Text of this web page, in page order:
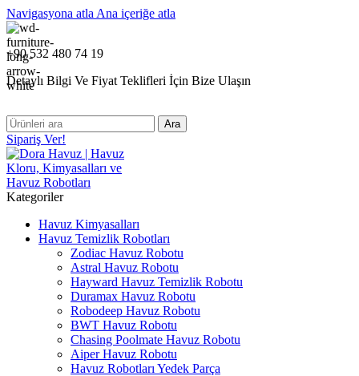
Navigasyona atla Ana içeriğe atla
+90 532 480 74 19
Detaylı Bilgi Ve Fiyat Teklifleri İçin Bize Ulaşın
Ara
Sipariş Ver!
Kategoriler
Havuz Kimyasalları
Havuz Temizlik Robotları
Zodiac Havuz Robotu
Astral Havuz Robotu
Hayward Havuz Temizlik Robotu
Duramax Havuz Robotu
Robodeep Havuz Robotu
BWT Havuz Robotu
Chasing Poolmate Havuz Robotu
Aiper Havuz Robotu
Havuz Robotları Yedek Parça